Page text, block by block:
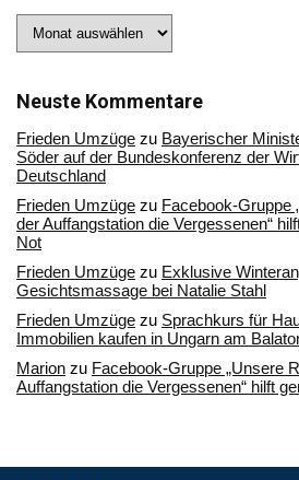
Sie
Archiv
Neuste Kommentare
Frieden Umzüge zu Bayerischer
Söder auf der Bundeskonferenz der
Deutschland
Frieden Umzüge zu Facebook-Gruppe
der Auffangstation die Vergessenen“
Not
Frieden Umzüge zu Exklusive
Gesichtsmassage bei Natalie Stahl
Frieden Umzüge zu Sprachkurs für
Immobilien kaufen in Ungarn am
Marion zu Facebook-Gruppe „Unsere
Auffangstation die Vergessenen“ hilft